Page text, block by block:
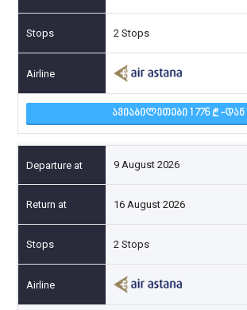
2 Stops
ᲐᲕᲘᲐᲑᲘᲚᲔᲗᲔᲑᲘ 1 776 -ᲓᲐᲜ
9 August 2026
16 August 2026
2 Stops